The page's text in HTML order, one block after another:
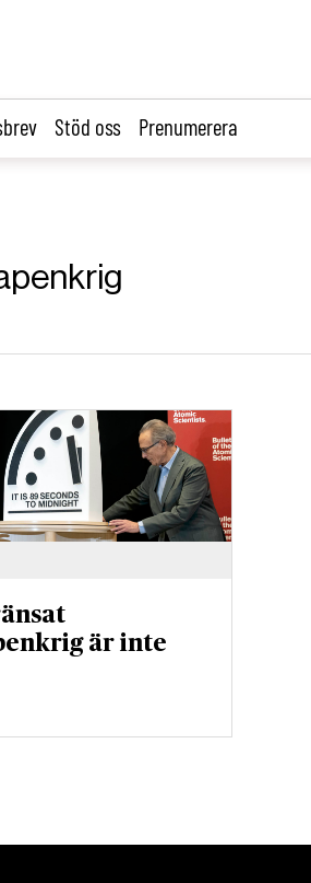
Stöd oss Prenumerera
är inte